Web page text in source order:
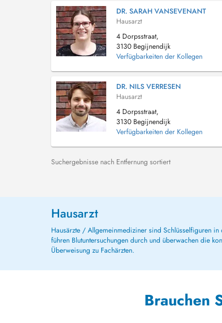
DR. SARAH VANSEVENANT
Hausarzt
4 Dorpsstraat,
3130 Begijnendijk
Verfügbarkeiten der Kollegen
DR. NILS VERRESEN
Hausarzt
4 Dorpsstraat,
3130 Begijnendijk
Verfügbarkeiten der Kollegen
Suchergebnisse nach Entfernung sortiert
Hausarzt
Hausärzte / Allgemeinmediziner sind Schlüsselfiguren
führen Blutuntersuchungen durch und überwachen die
Überweisung zu Fachärzten.
Brauchen